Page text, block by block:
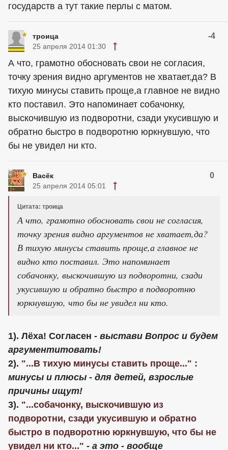
государств а тут такие перлы с матом.
троица -4
25 апреля 2014 01:30
А что, грамотно обосновать свои не согласия,
точку зрения видно аргументов не хватает,да? В
тихую минусы ставить проще,а главное не видно
кто поставил. Это напоминает собачонку,
выскочившую из подворотни, сзади укусившую и
обратно быстро в подворотню юркнувшую, что
бы не увидел ни кто.
Васёк 0
25 апреля 2014 05:01
Цитата: троица
А что, грамотно обосновать свои не согласия,
точку зрения видно аргументов не хватает,да?
В тихую минусы ставить проще,а главное не
видно кто поставил. Это напоминает
собачонку, выскочившую из подворотни, сзади
укусившую и обратно быстро в подворотню
юркнувшую, что бы не увидел ни кто.
1). Лёха! Согласен - выстави Вопрос и будем
аргументитовать!
2). "...В тихую минусы ставить проще..." :
минусы и плюсы - для детей, взрослые
причины ищут!
3). "...собачонку, выскочившую из
подворотни, сзади укусившую и обратно
быстро в подворотню юркнувшую, что бы не
увидел ни кто..." - а это - вообще